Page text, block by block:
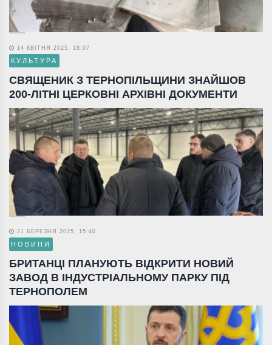
14 КВІТНЯ 2025, 18:07
КУЛЬТУРА
СВЯЩЕНИК З ТЕРНОПІЛЬЩИНИ ЗНАЙШОВ
200-ЛІТНІ ЦЕРКОВНІ АРХІВНІ ДОКУМЕНТИ
21 БЕРЕЗНЯ 2025, 15:40
НОВИНИ
БРИТАНЦІ ПЛАНУЮТЬ ВІДКРИТИ НОВИЙ
ЗАВОД В ІНДУСТРІАЛЬНОМУ ПАРКУ ПІД
ТЕРНОПОЛЕМ